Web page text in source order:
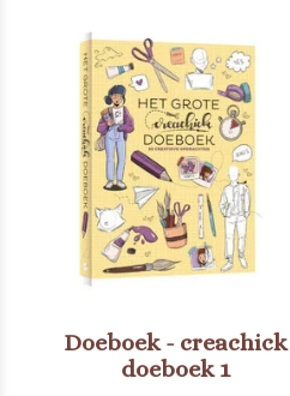
Doeboek - creachick
doeboek 1